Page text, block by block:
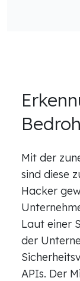
Mit der
sind diese
Hacker
Laut einer
der
APIs. Der